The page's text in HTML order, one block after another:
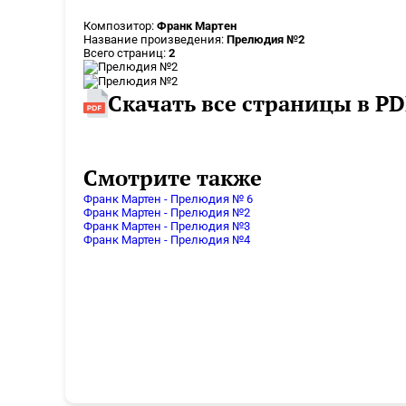
Композитор: Франк Мартен
Название произведения: Прелюдия №2
Всего страниц: 2
Скачать все страницы в
Смотрите также
Франк Мартен - Прелюдия № 6
Франк Мартен - Прелюдия №2
Франк Мартен - Прелюдия №3
Франк Мартен - Прелюдия №4